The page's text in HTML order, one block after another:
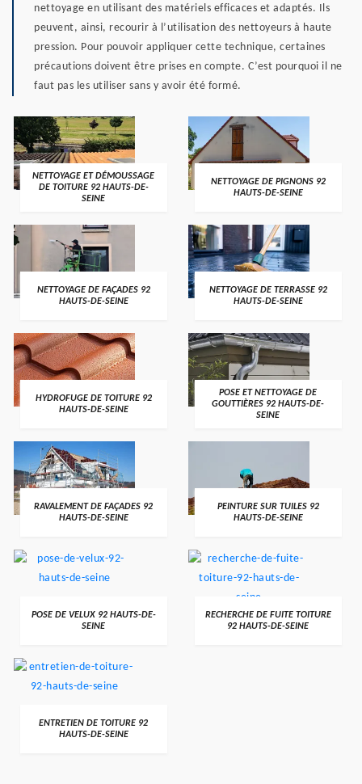
nettoyage en utilisant des matériels efficaces et adaptés. Ils
peuvent, ainsi, recourir à l’utilisation des nettoyeurs à haute
pression. Pour pouvoir appliquer cette technique, certaines
précautions doivent être prises en compte. C’est pourquoi il ne
faut pas les utiliser sans y avoir été formé.
NETTOYAGE ET DÉMOUSSAGE
DE TOITURE 92 HAUTS-DE-
SEINE
NETTOYAGE DE PIGNONS 92
HAUTS-DE-SEINE
NETTOYAGE DE FAÇADES 92
HAUTS-DE-SEINE
NETTOYAGE DE TERRASSE 92
HAUTS-DE-SEINE
HYDROFUGE DE TOITURE 92
HAUTS-DE-SEINE
POSE ET NETTOYAGE DE
GOUTTIÈRES 92 HAUTS-DE-
SEINE
RAVALEMENT DE FAÇADES 92
HAUTS-DE-SEINE
PEINTURE SUR TUILES 92
HAUTS-DE-SEINE
POSE DE VELUX 92 HAUTS-DE-
SEINE
RECHERCHE DE FUITE TOITURE
92 HAUTS-DE-SEINE
ENTRETIEN DE TOITURE 92
HAUTS-DE-SEINE